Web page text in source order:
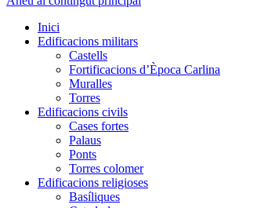
Inici
Edificacions militars
Castells
Fortificacions d’Època Carlina
Muralles
Torres
Edificacions civils
Cases fortes
Palaus
Ponts
Torres colomer
Edificacions religioses
Basíliques